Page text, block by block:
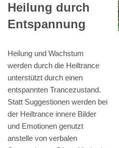
Heilung durch
Entspannung
Heilung und Wachstum
werden durch die Heiltrance
unterstützt durch einen
entspannten Trancezustand.
Statt Suggestionen werden bei
der Heiltrance innere Bilder
und Emotionen genutzt
anstelle von verbalen